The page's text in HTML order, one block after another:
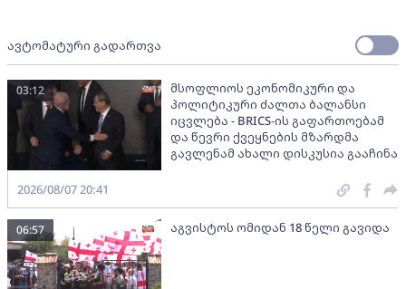
ავტომატური გადართვა
მსოფლიოს ეკონომიკური და
პოლიტიკური ძალთა ბალანსი
იცვლება - BRICS-ის გაფართოებამ
და წევრი ქვეყნების მზარდმა
გავლენამ ახალი დისკუსია გააჩინა
03:12
2026/08/07 20:41
აგვისტოს ომიდან 18 წელი გავიდა
06:57